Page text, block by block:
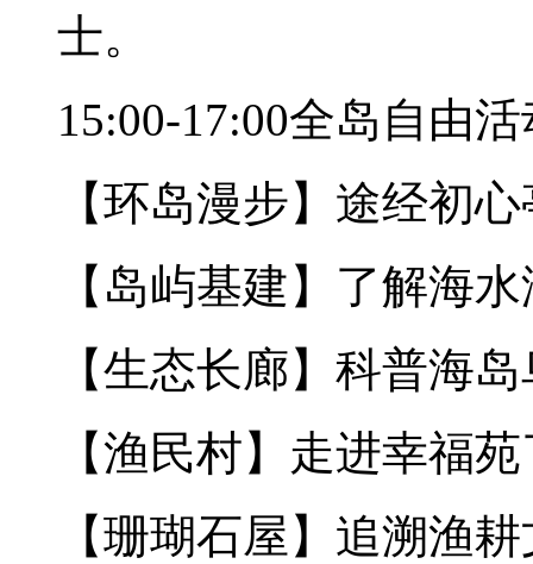
士。
15:00-17:00全岛自由活
【环岛漫步】途经初
【岛屿基建】了解海
【生态长廊】科普海
【渔民村】走进幸福
【珊瑚石屋】追溯渔